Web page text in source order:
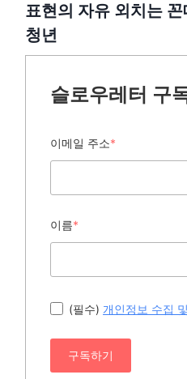
표현의 자유 외치는
청년
슬로우레터 구
이메일 주소*
이름*
(필수) 개인정보 수집
구독하기